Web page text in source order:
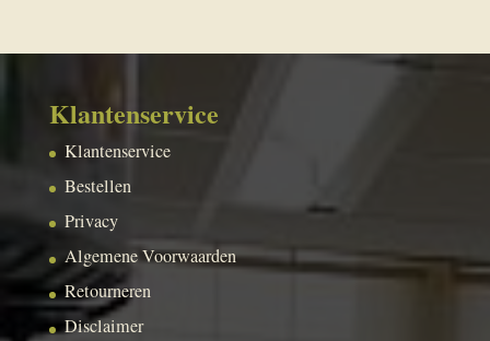
Klantenservice
Klantenservice
Bestellen
Privacy
Algemene Voorwaarden
Retourneren
Disclaimer